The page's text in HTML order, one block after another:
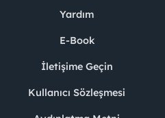
Yardım
E-Book
İletişime Geçin
Kullanıcı Sözleşmesi